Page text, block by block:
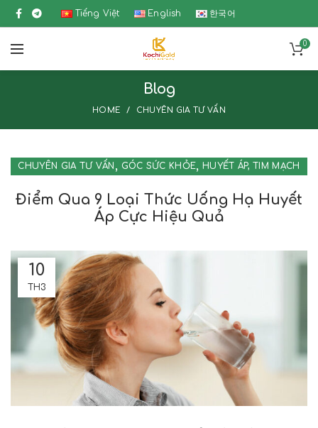
Tiếng Việt English 한국어
0
Blog
HOME CHUYÊN GIA TƯ VẤN
CHUYÊN GIA TƯ VẤN , GÓC SỨC KHỎE,HUYẾT ÁP, TIM MẠCH
Điểm Qua 9 Loại Thức Uống Hạ Huyết
Áp Cực Hiệu Quả
10
TH3